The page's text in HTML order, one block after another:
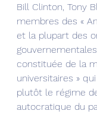
Bill Clinton, Tony
membres des «
et la plupart des
gouvernementales
constituée de la
universitaires »
plutôt le régime
autocratique du